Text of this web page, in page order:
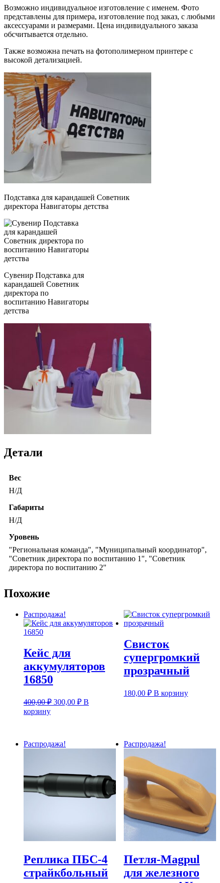
Возможно индивидуальное изготовление с именем. Фото
представлены для примера, изготовление под заказ, с любыми
аксессуарами и размерами. Цена индивидуального заказа
обсчитывается отдельно.
Также возможна печать на фотополимерном принтере с
высокой детализацией.
Подставка для карандашей Советник
директора Навигаторы детства
Сувенир Подставка для
карандашей Советник
директора по
воспитанию Навигаторы
детства
Детали
Вес
Н/Д
Габариты
Н/Д
Уровень
"Региональная команда", "Муниципальный координатор",
"Советник директора по воспитанию 1", "Советник
директора по воспитанию 2"
Похожие
Распродажа!
Кейс для
аккумуляторов
16850
400,00₽ Первоначальная
300,00 ₽Текущая
В
корзину
Свисток
супергромкий
прозрачный
180,00 ₽ В корзину
Распродажа!
Реплика ПБС-4
страйкбольный
Распродажа!
Петля-Magpul
для железного